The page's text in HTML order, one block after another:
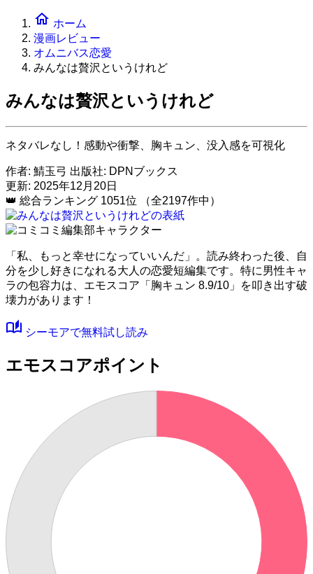
home ホーム
漫画レビュー
オムニバス恋愛
みんなは贅沢というけれど
みんなは贅沢というけれど
ネタバレなし！感動や衝撃、胸キュン、没入感を可視化
作者: 鯖玉弓 出版社: DPNブックス
更新: 2025年12月20日
👑 総合ランキング 1051位 （全2197作中）
「私、もっと幸せになっていいんだ」。読み終わった後、自
分を少し好きになれる大人の恋愛短編集です。特に男性キャ
ラの包容力は、 エモスコア「胸キュン 8.9/10」
を叩き出す破
壊力があります！
auto_stories シーモアで無料試し読み
エモスコアポイント